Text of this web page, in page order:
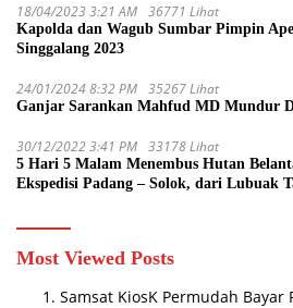
18/04/2023 3:21 AM 36771 Lihat
Kapolda dan Wagub Sumbar Pimpin
Singgalang 2023
24/01/2024 8:32 PM 35267 Lihat
Ganjar Sarankan Mahfud MD Mundur
30/12/2022 3:41 PM 33178 Lihat
5 Hari 5 Malam Menembus Hutan
Ekspedisi Padang – Solok, dari Lubuak
Most Viewed Posts
Samsat KiosK Permudah Bayar